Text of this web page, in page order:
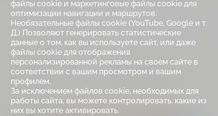
Bluche, 6033 - TCM
Комнаты :4.5 Спальни : 3
Застроенная площадь :
m²
файлы cookie и маркетинговые файлы cookie для
оптимизации навигации и маршрутов.
Необязательные файлы cookie (YouTube, Google и т.
Д.) Позволяют генерировать статистические
данные о том, как вы используете сайт, или даже
файлы cookie для отображения
персонализированной рекламы на своем сайте в
соответствии с вашим просмотром и вашим
профилем.
За исключением файлов cookie, необходимых для
работы сайта, вы можете контролировать, какие из
них вы хотите активировать.